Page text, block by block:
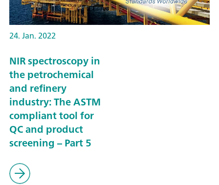
24. Jan. 2022
NIR spectroscopy in
the petrochemical
and refinery
industry: The ASTM
compliant tool for
QC and product
screening – Part 5